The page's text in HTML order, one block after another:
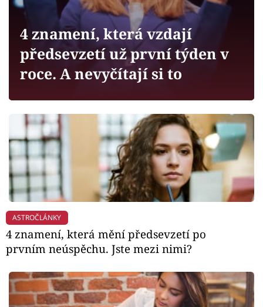
Sledujte prima+
Filmový festival Karlovy Vary
Mámy sobě
Přihlášení
Sledujte nás
4 znamení, která vzdají
předsevzetí už první týden v
roce. A nevyčítají si to
ASTROČLÁNKY
4 znamení, která mění předsevzetí po
prvním neúspěchu. Jste mezi nimi?